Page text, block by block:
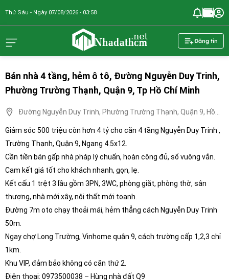
Thứ Sáu - Ngày 07/08/2026 - 03:58
Đăng tin
Bán nhà 4 tầng, hẻm ô tô, Đường Nguyễn Duy Trinh,
Phường Trường Thạnh, Quận 9, Tp Hồ Chí Minh
Đường Nguyễn Duy Trinh, Phường Trường Thạnh, Quận 9, Hồ
Giảm sóc 500 triệu còn hơn 4 tỷ cho căn 4 tầng Nguyễn Duy Trinh ,
Trường Thạnh, Quận 9, Ngang 4.5x12.
Cần tiền bán gấp nhà pháp lý chuẩn, hoàn công đủ, sổ vuông vắn.
Cam kết giá tốt cho khách nhanh, gọn, lẹ.
Kết cấu 1 trệt 3 lầu gồm 3PN, 3WC, phòng giặt, phòng thờ, sân
thượng, nhà mới xây, nội thất mới toanh.
Đường 7m oto chạy thoải mái, hẻm thẳng cách Nguyễn Duy Trinh
50m.
Ngay chợ Long Trường, Vinhome quận 9, cách trường cấp 1,2,3 chỉ
1km.
Khu VIP, đảm bảo không có căn thứ 2.
Điện thoại: 0973500038 – Hùng nhà đất Q9